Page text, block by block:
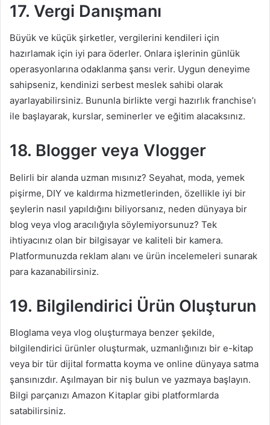
17. Vergi Danışmanı
Büyük ve küçük şirketler, vergilerini kendileri için
hazırlamak için iyi para öderler. Onlara işlerinin günlük
operasyonlarına odaklanma şansı verir. Uygun deneyime
sahipseniz, kendinizi serbest meslek sahibi olarak
ayarlayabilirsiniz. Bununla birlikte vergi hazırlık franchise’ı
ile başlayarak, kurslar, seminerler ve eğitim alacaksınız.
18. Blogger veya Vlogger
Belirli bir alanda uzman mısınız? Seyahat, moda, yemek
pişirme, DIY ve kaldırma hizmetlerinden, özellikle iyi bir
şeylerin nasıl yapıldığını biliyorsanız, neden dünyaya bir
blog veya vlog aracılığıyla söylemiyorsunuz? Tek
ihtiyacınız olan bir bilgisayar ve kaliteli bir kamera.
Platformunuzda reklam alanı ve ürün incelemeleri sunarak
para kazanabilirsiniz.
19. Bilgilendirici Ürün Oluşturun
Bloglama veya vlog oluşturmaya benzer şekilde,
bilgilendirici ürünler oluşturmak, uzmanlığınızı bir e-kitap
veya bir tür dijital formatta koyma ve online dünyaya satma
şansınızdır. Aşılmayan bir niş bulun ve yazmaya başlayın.
Bilgi parçanızı Amazon Kitaplar gibi platformlarda
satabilirsiniz.